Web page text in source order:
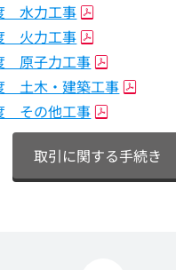
水力工事
火力工事
原子力工事
土木・建築工事
その他工事
取引に関する手続き